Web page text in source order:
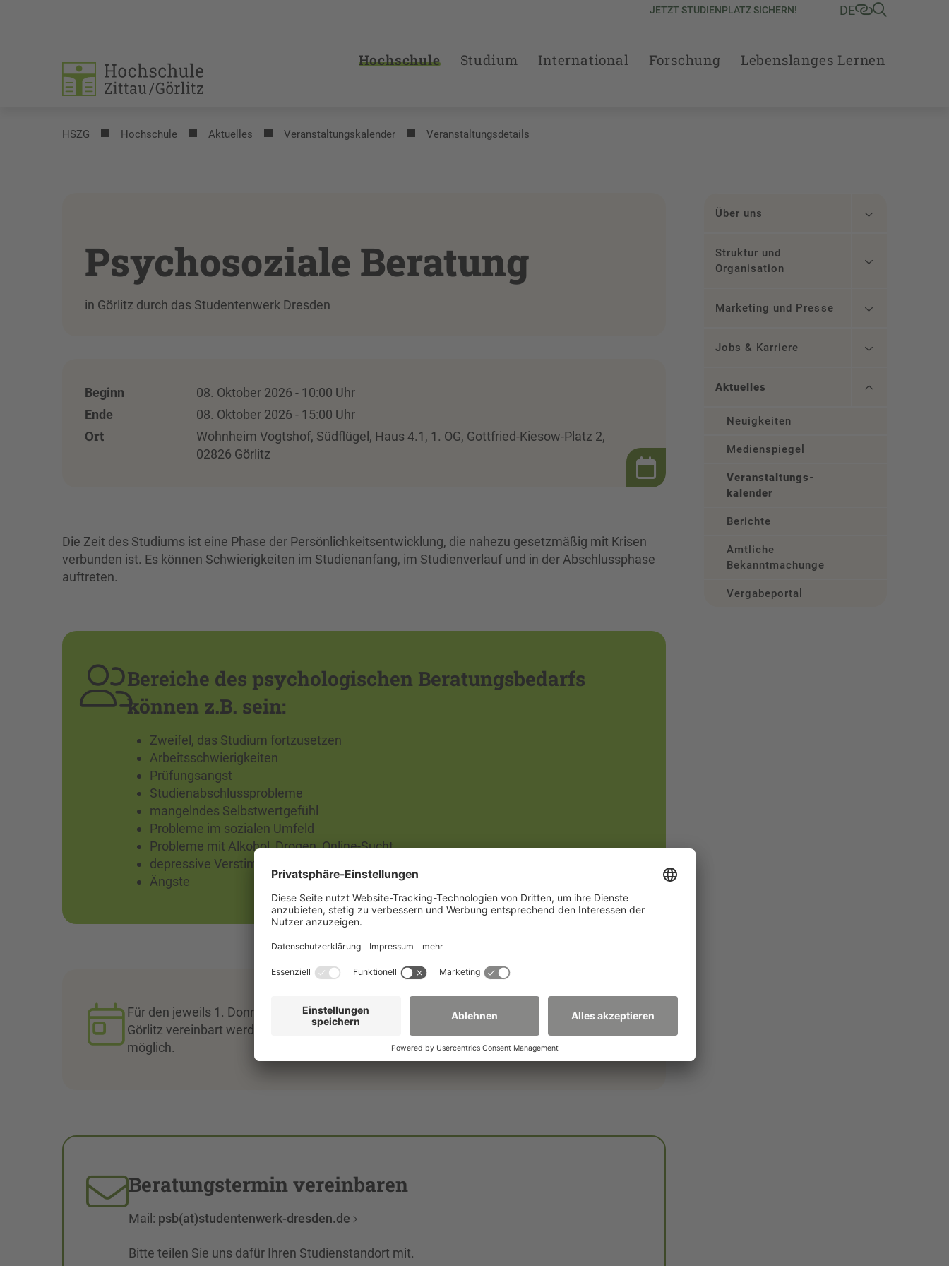
JETZT STUDIENPLATZ SICHERN! DE
Hochschule Studium International Forschung Lebenslanges Lernen
HSZG Hochschule Aktuelles Veranstaltungs­kalender Veranstaltungsdetails
Psychosoziale Beratung
in Görlitz durch das Studentenwerk Dresden
Beginn
08. Oktober 2026 - 10:00 Uhr
Ende
08. Oktober 2026 - 15:00 Uhr
Ort
Wohnheim Vogtshof, Südflügel, Haus 4.1, 1. OG, Gottfried-Kiesow-Platz 2,
02826 Görlitz
Die Zeit des Studiums ist eine Phase der Persönlichkeitsentwicklung, die nahezu gesetzmäßig mit Krisen
verbunden ist. Es können Schwierigkeiten im Studienanfang, im Studienverlauf und in der Abschlussphase
auftreten.
Bereiche des psychologischen Beratungsbedarfs
können z.B. sein:
Zweifel, das Studium fortzusetzen
Arbeitsschwierigkeiten
Prüfungsangst
Studienabschlussprobleme
mangelndes Selbstwertgefühl
Probleme im sozialen Umfeld
Probleme mit Alkohol, Drogen, Online-Sucht
depressive Verstimmungen
Ängste
Für den jeweils 1. Donnerstag im Monat können persönliche Beratungstermine vor Ort in
Görlitz vereinbart werden. Beratungstermine sind auch in Dresden, per Video oder Telefon
möglich.
Beratungstermin vereinbaren
Mail: psb(at)studentenwerk-dresden.de
Bitte teilen Sie uns dafür Ihren Studienstandort mit.
Über uns
Struktur und
Organisation
Marketing und Presse
Jobs & Karriere
Aktuelles
Neuigkeiten
Medienspiegel
Veranstaltungs­
kalender
Berichte
Amtliche
Bekanntmachungen
Vergabeportal